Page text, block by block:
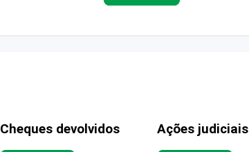
Cheques devolvidos Ações judiciais